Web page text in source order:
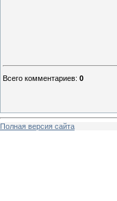
Всего комментариев: 0
Полная версия сайта